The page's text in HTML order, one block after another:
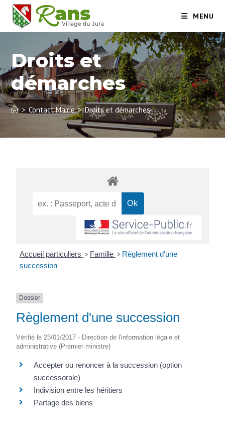
MENU
Droits et
démarches
> Contact Mairie > Droits et démarches
Accueil particuliers > Famille > Règlement d'une
succession
Dossier
Règlement d'une succession
Vérifié le 23/01/2017 - Direction de l'information légale et
administrative (Premier ministre)
Accepter ou renoncer à la succession (option
successorale)
Indivision entre les héritiers
Partage des biens